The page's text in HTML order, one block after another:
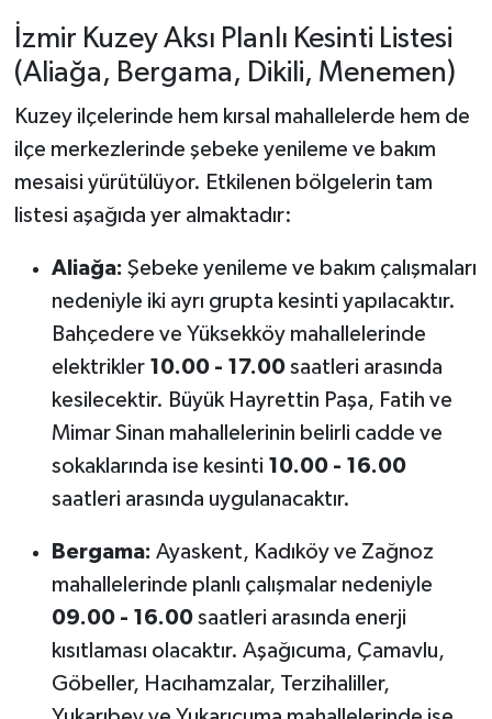
İzmir Kuzey Aksı Planlı Kesinti Listesi
(Aliağa, Bergama, Dikili, Menemen)
Kuzey ilçelerinde hem kırsal mahallelerde hem de
ilçe merkezlerinde şebeke yenileme ve bakım
mesaisi yürütülüyor. Etkilenen bölgelerin tam
listesi aşağıda yer almaktadır:
Aliağa: Şebeke yenileme ve bakım çalışmaları
nedeniyle iki ayrı grupta kesinti yapılacaktır.
Bahçedere ve Yüksekköy mahallelerinde
elektrikler 10.00 - 17.00saatleri arasında
kesilecektir. Büyük Hayrettin Paşa, Fatih ve
Mimar Sinan mahallelerinin belirli cadde ve
sokaklarında ise kesinti 10.00 - 16.00
saatleri arasında uygulanacaktır.
Bergama: Ayaskent, Kadıköy ve Zağnoz
mahallelerinde planlı çalışmalar nedeniyle
09.00 - 16.00saatleri arasında enerji
kısıtlaması olacaktır. Aşağıcuma, Çamavlu,
Göbeller, Hacıhamzalar, Terzihaliller,